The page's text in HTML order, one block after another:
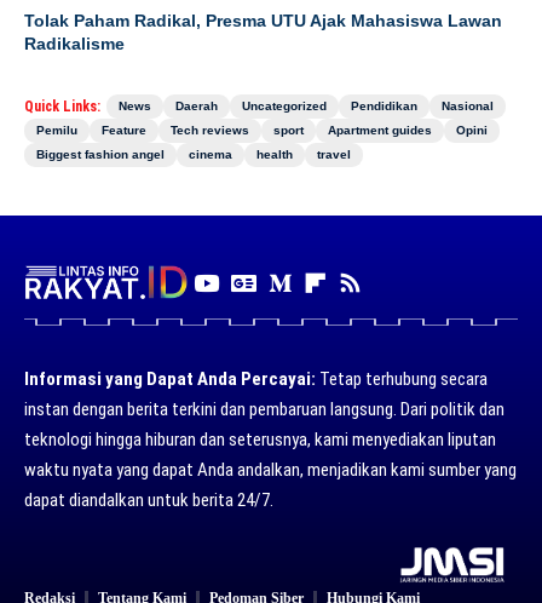
Tolak Paham Radikal, Presma UTU Ajak Mahasiswa Lawan
Radikalisme
Quick Links: News Daerah Uncategorized Pendidikan
Nasional
Pemilu
Feature Tech reviews sport Apartment guides
Opini
Biggest fashion angel
cinema health travel
Informasi yang Dapat Anda Percayai: Tetap terhubung secara
instan dengan berita terkini dan pembaruan langsung. Dari politik dan
teknologi hingga hiburan dan seterusnya, kami menyediakan liputan
waktu nyata yang dapat Anda andalkan, menjadikan kami sumber yang
dapat diandalkan untuk berita 24/7.
Redaksi Tentang Kami Pedoman Siber Hubungi Kami